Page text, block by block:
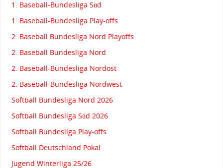
1. Baseball-Bundesliga Süd
1. Baseball-Bundesliga Play-offs
2. Baseball Bundesliga Nord Playoffs
2. Baseball Bundesliga Nord
2. Baseball-Bundesliga Nordost
2. Baseball-Bundesliga Nordwest
Softball Bundesliga Nord 2026
Softball Bundesliga Süd 2026
Softball Bundesliga Play-offs
Softball Deutschland Pokal
Jugend Winterliga 25/26